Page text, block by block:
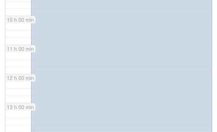
10 h 00 min
11 h 00 min
12 h 00 min
13 h 00 min